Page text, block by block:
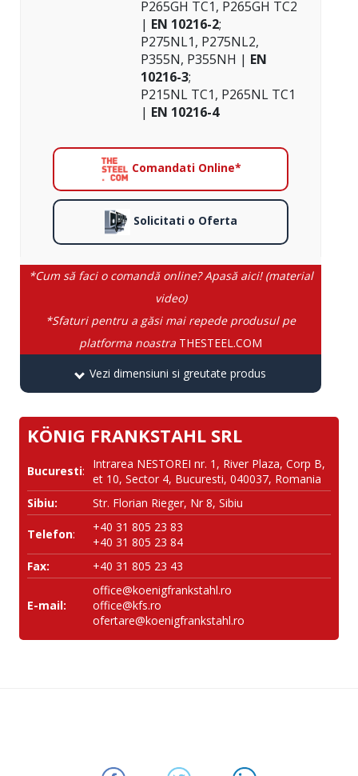
P265GH TC1, P265GH TC2
| EN 10216-2;
P275NL1, P275NL2,
P355N, P355NH | EN
10216-3;
P215NL TC1, P265NL TC1
| EN 10216-4
Comandati Online*
Solicitati o Oferta
*Cum să faci o comandă online? Apasă aici! (material
video)
*Sfaturi pentru a găsi mai repede produsul pe
platforma noastra THESTEEL.COM
Vezi dimensiuni si greutate produs
KÖNIG FRANKSTAHL SRL
Bucuresti:
Intrarea NESTOREI nr. 1, River Plaza, Corp B,
et 10, Sector 4, Bucuresti, 040037, Romania
Sibiu:
Str. Florian Rieger, Nr 8, Sibiu
Telefon:
+40 31 805 23 83
+40 31 805 23 84
Fax:
+40 31 805 23 43
E-mail:
office@koenigfrankstahl.ro
office@kfs.ro
ofertare@koenigfrankstahl.ro